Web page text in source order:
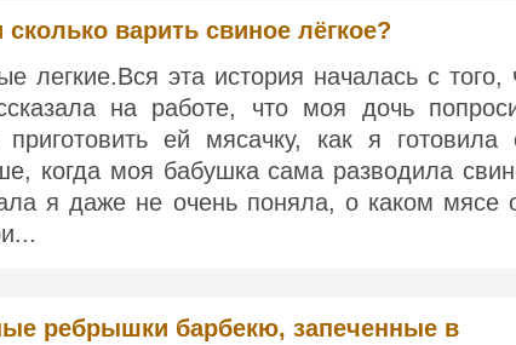
сколько варить свиное лёгкое?
легкие.Вся эта история началась с того,
на работе, что моя дочь
ей мясачку, как я готовила
когда моя бабушка сама разводила
я даже не очень поняла, о каком мясе
ребрышки барбекю, запеченные в